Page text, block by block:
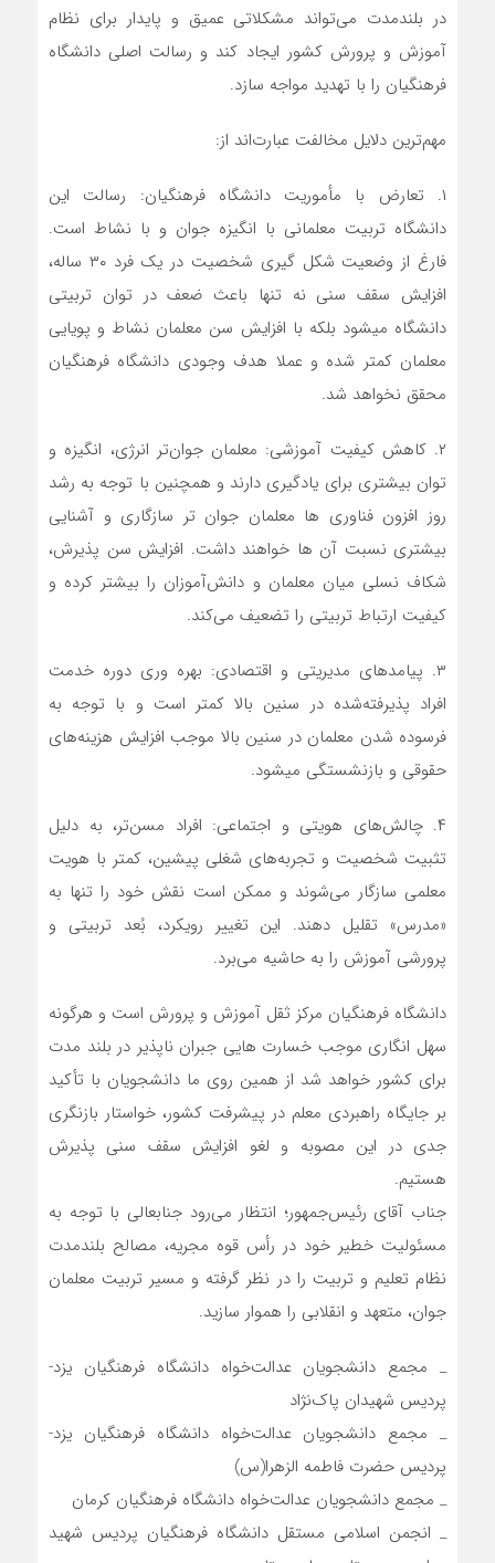
در بلندمدت می‌تواند مشکلاتی عمیق و پایدار برای نظام
آموزش و پرورش کشور ایجاد کند و رسالت اصلی دانشگاه
فرهنگیان را با تهدید مواجه سازد.
مهم‌ترین دلایل مخالفت عبارت‌اند از:
۱. تعارض با مأموریت دانشگاه فرهنگیان: رسالت این
دانشگاه تربیت معلمانی با انگیزه جوان و با نشاط است.
فارغ از وضعیت شکل گیری شخصیت در یک فرد ۳۰ ساله،
افزایش سقف سنی نه تنها باعث ضعف در توان تربیتی
دانشگاه میشود بلکه با افزایش سن معلمان نشاط و پویایی
معلمان کمتر شده و عملا هدف وجودی دانشگاه فرهنگیان
محقق نخواهد شد.
۲. کاهش کیفیت آموزشی: معلمان جوان‌تر انرژی، انگیزه و
توان بیشتری برای یادگیری دارند و همچنین با توجه به رشد
روز افزون فناوری ها معلمان جوان تر سازگاری و آشنایی
بیشتری نسبت آن ها خواهند داشت. افزایش سن پذیرش،
شکاف نسلی میان معلمان و دانش‌آموزان را بیشتر کرده و
کیفیت ارتباط تربیتی را تضعیف می‌کند.
۳. پیامدهای مدیریتی و اقتصادی: بهره وری دوره خدمت
افراد پذیرفته‌شده در سنین بالا کمتر است و با توجه به
فرسوده شدن معلمان در سنین بالا موجب افزایش هزینه‌های
حقوقی و بازنشستگی میشود.
۴. چالش‌های هویتی و اجتماعی: افراد مسن‌تر، به دلیل
تثبیت شخصیت و تجربه‌های شغلی پیشین، کمتر با هویت
معلمی سازگار می‌شوند و ممکن است نقش خود را تنها به
«مدرس» تقلیل دهند. این تغییر رویکرد، بُعد تربیتی و
پرورشی آموزش را به حاشیه می‌برد.
دانشگاه فرهنگیان مرکز ثقل آموزش و پرورش است و هرگونه
سهل انگاری موجب خسارت هایی جبران ناپذیر در بلند مدت
برای کشور خواهد شد از همین روی ما دانشجویان با تأکید
بر جایگاه راهبردی معلم در پیشرفت کشور، خواستار بازنگری
جدی در این مصوبه و لغو افزایش سقف سنی پذیرش
هستیم.
جناب آقای رئیس‌جمهور؛ انتظار می‌رود جنابعالی با توجه به
مسئولیت خطیر خود در رأس قوه مجریه، مصالح بلندمدت
نظام تعلیم و تربیت را در نظر گرفته و مسیر تربیت معلمان
جوان، متعهد و انقلابی را هموار سازید.
_ مجمع دانشجویان عدالت‌خواه دانشگاه فرهنگیان یزد-
پردیس شهیدان پاک‌نژاد
_ مجمع دانشجویان عدالت‌خواه دانشگاه فرهنگیان یزد-
پردیس حضرت فاطمه الزهرا(س)
_ مجمع دانشجویان عدالت‌خواه دانشگاه فرهنگیان کرمان
_ انجمن اسلامی مستقل دانشگاه فرهنگیان پردیس شهید